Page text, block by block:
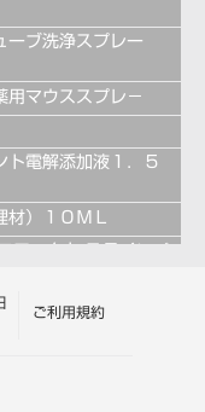
ーブ洗浄スプレー
マウススプレ－
ト電解添加液１．５
材）１０ＭＬ
フェクト ステインペ
レー
ご利用規約